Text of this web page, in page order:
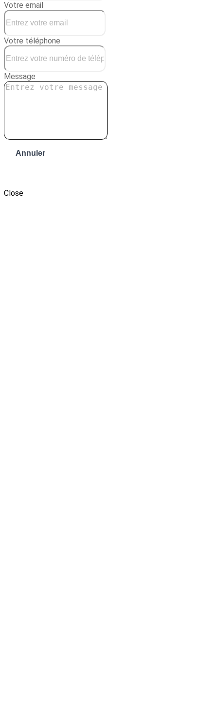
Votre email
Votre téléphone
Message
Annuler
Close